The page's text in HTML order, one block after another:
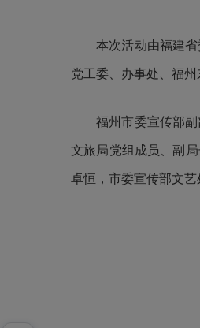
本次活动由福建
党工委、办事处、福州
福州市委宣传部
文旅局党组成员、副
卓恒，市委宣传部文